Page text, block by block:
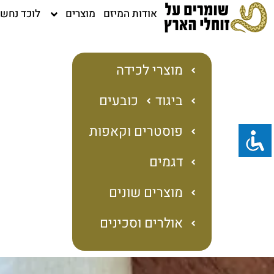
דילוג
לתוכן
אודות המיזם מוצרים לוכד
מוצרי לכידה
ביגוד
כובעים
פוסטרים וקאפות
דגמים
מוצרים שונים
אולרים וסכינים